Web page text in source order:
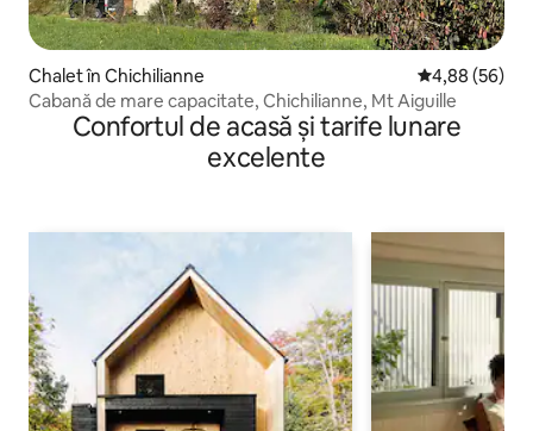
Chalet în Chichilianne Scor mediu
4,88 (56)
Cabană de mare capacitate, Chichilianne, Mt Aiguille
Confortul de acasă și tarife lunare
excelente